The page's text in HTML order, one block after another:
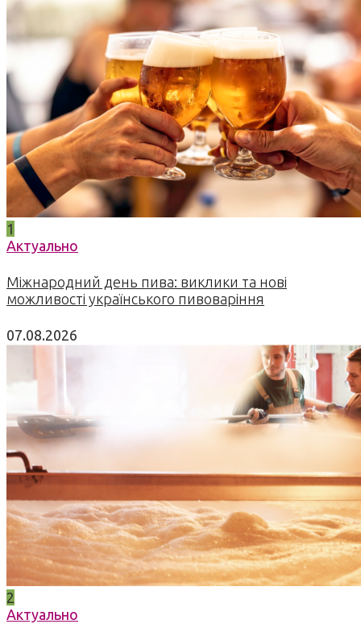
1
Актуально
Міжнародний день пива: виклики та нові
можливості українського пивоваріння
07.08.2026
2
Актуально